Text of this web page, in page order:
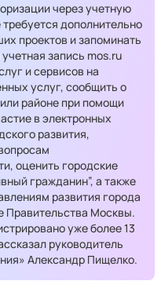
через учетную
дополнительно
проектов и запоминать
запись mos.ru
и сервисов на
услуг, сообщить о
районе при помощи
в электронных
развития,
оценить городские
гражданин”, а также
развития города
Правительства Москвы.
уже более 13
руководитель
Александр Пищелко.